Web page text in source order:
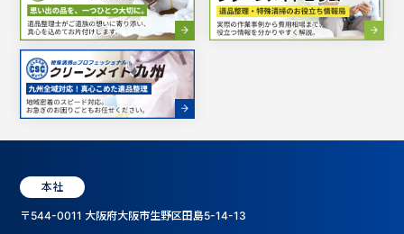
本社
〒544-0011 大阪府大阪市生野区田島5-14-13